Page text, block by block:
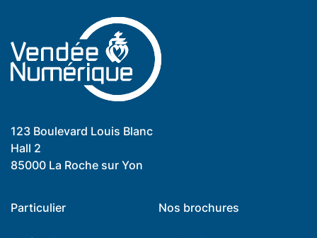
123 Boulevard Louis Blanc
Hall 2
85000 La Roche sur Yon
Particulier Nos brochures